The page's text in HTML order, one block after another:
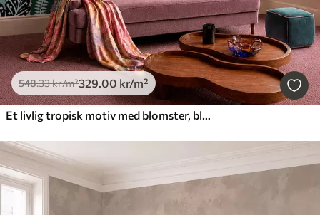
548.33kr/m²329.00 kr/m²
Et livlig tropisk motiv med blomster, blader og fargerike frukter